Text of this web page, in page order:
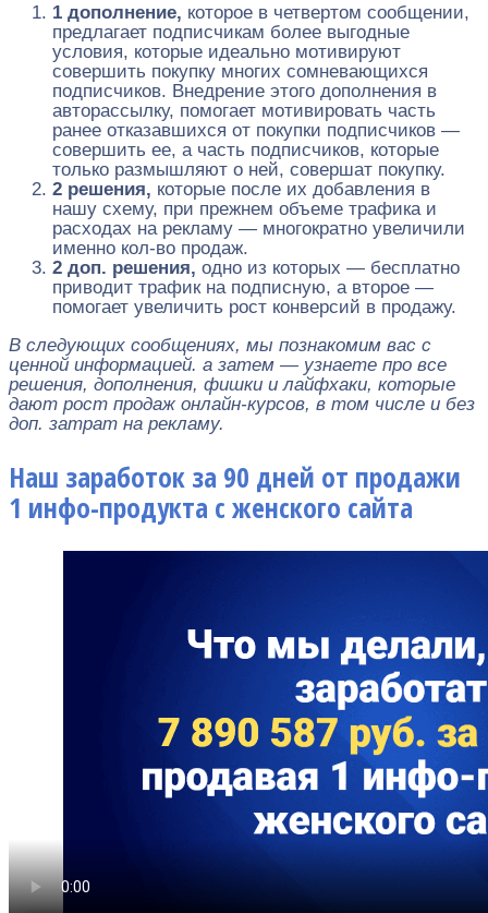
1 дополнение, которое в четвертом сообщении,
предлагает подписчикам более выгодные
условия, которые идеально мотивируют
совершить покупку многих сомневающихся
подписчиков. Внедрение этого дополнения в
авторассылку, помогает мотивировать часть
ранее отказавшихся от покупки подписчиков —
совершить ее, а часть подписчиков, которые
только размышляют о ней, совершат покупку.
2 решения, которые после их добавления в
нашу схему, при прежнем объеме трафика и
расходах на рекламу — многократно увеличили
именно кол-во продаж.
2 доп. решения, одно из которых — бесплатно
приводит трафик на подписную, а второе —
помогает увеличить рост конверсий в продажу.
В следующих сообщениях, мы познакомим вас с
ценной информацией. а затем — узнаете про все
решения, дополнения, фишки и лайфхаки, которые
дают рост продаж онлайн-курсов, в том числе и без
доп. затрат на рекламу.
Наш заработок за 90 дней от продажи
1 инфо-продукта с женского сайта